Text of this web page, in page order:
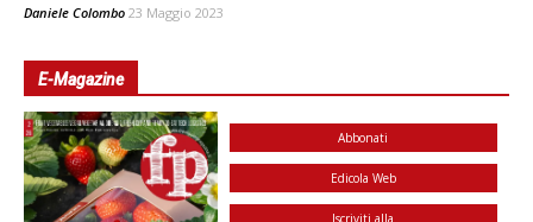
Daniele Colombo 23 Maggio 2023
E-Magazine
Abbonati
Edicola Web